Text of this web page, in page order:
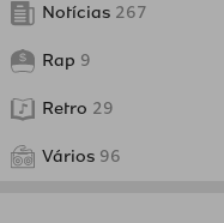
Notícias 267
Rap 9
Retro 29
Vários 96